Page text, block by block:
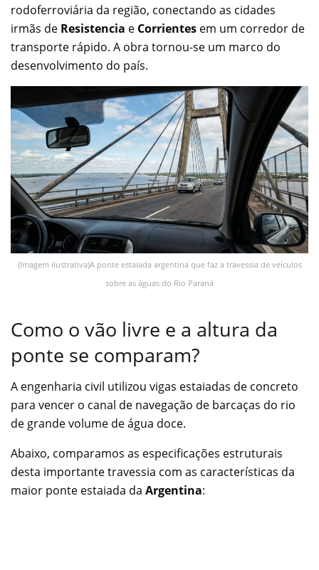
rodoferroviária da região, conectando as cidades
irmãs de Resistencia e Corrientes em um corredor de
transporte rápido. A obra tornou-se um marco do
desenvolvimento do país.
(Imagem ilustrativa)A ponte estaiada argentina que faz a travessia de veículos
sobre as águas do Rio Paraná
Como o vão livre e a altura da
ponte se comparam?
A engenharia civil utilizou vigas estaiadas de concreto
para vencer o canal de navegação de barcaças do rio
de grande volume de água doce.
Abaixo, comparamos as especificações estruturais
desta importante travessia com as características da
maior ponte estaiada da Argentina: